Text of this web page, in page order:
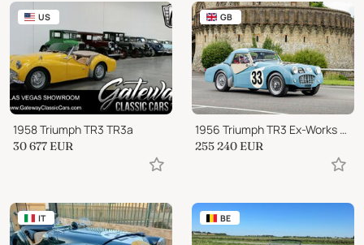
US
1958 Triumph TR3 TR3a
30 677 EUR
GB
1956 Triumph TR3 Ex-Works SRW 992
255 240 EUR
IT BE